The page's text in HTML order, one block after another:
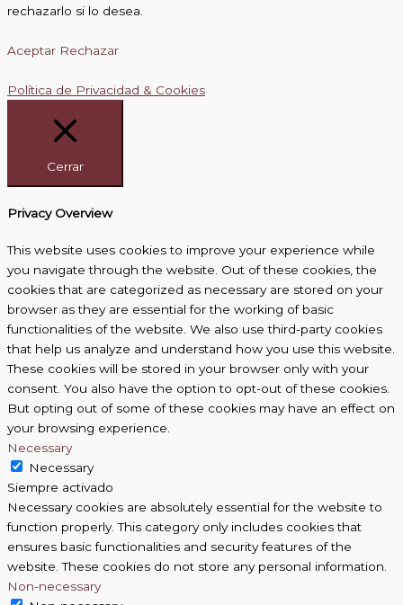
rechazarlo si lo desea.
Aceptar Rechazar
Política de Privacidad & Cookies
Cerrar
Privacy Overview
This website uses cookies to improve your experience while
you navigate through the website. Out of these cookies, the
cookies that are categorized as necessary are stored on your
browser as they are essential for the working of basic
functionalities of the website. We also use third-party cookies
that help us analyze and understand how you use this website.
These cookies will be stored in your browser only with your
consent. You also have the option to opt-out of these cookies.
But opting out of some of these cookies may have an effect on
your browsing experience.
Necessary
Necessary
Siempre activado
Necessary cookies are absolutely essential for the website to
function properly. This category only includes cookies that
ensures basic functionalities and security features of the
website. These cookies do not store any personal information.
Non-necessary